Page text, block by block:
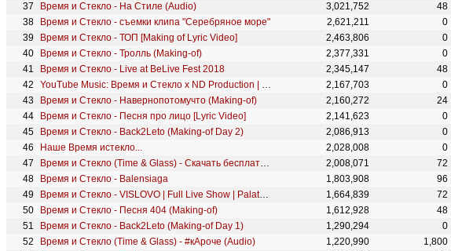
Время и Стекло - На Стиле (Audio)
3,021,752 48
Время и Стекло - съемки клипа "Серебряное море"
2,621,211 0
Время и Стекло - ТОП [Making of Lyric Video]
2,463,806 0
Время и Стекло - Тролль (Making-of)
2,377,331 0
Время и Стекло - Live at BeLive Fest 2018
2,345,147 48
YouTube Music: Время и Стекло х ND Production | Скетч
2,167,703 0
Время и Стекло - Навернопотомучто (Making-of)
2,160,272 24
Время и Стекло - Песня про лицо [Lyric Video]
2,141,623 0
Время и Стекло - Back2Leto (Making-of Day 2)
2,086,913 0
Наше Время истекло...
2,028,008 0
Время и Стекло (Time & Glass) - Скачать бесплатно (Audio)
2,008,071 72
Время и Стекло - Balensiaga
1,803,908 96
Время и Стекло - VISLOVO | Full Live Show | Palats Sportu, Kyiv 2019
1,664,839 72
Время и Стекло - Песня 404 (Making-of)
1,612,928 48
Время и Стекло - Back2Leto (Making-of Day 1)
1,290,294 0
Время и Стекло (Time & Glass) - #кАроче (Audio)
1,220,990 1,800